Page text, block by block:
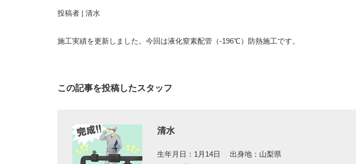
投稿者 | 清水
施工実績を更新しました。今回は液化窒素配管（-196℃）防熱施工です。
この記事を投稿したスタッフ
清水
生年月日：1月14日
出身地：山梨県